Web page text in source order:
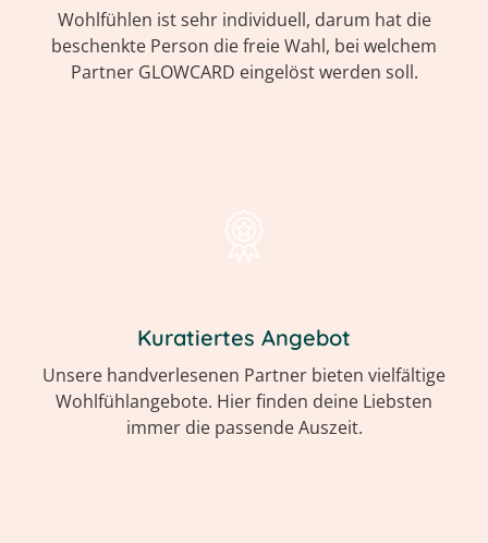
Wohlfühlen ist sehr individuell, darum hat die
beschenkte Person die freie Wahl, bei welchem
Partner GLOWCARD eingelöst werden soll.
Kuratiertes Angebot
Unsere handverlesenen Partner bieten vielfältige
Wohlfühlangebote. Hier finden deine Liebsten
immer die passende Auszeit.